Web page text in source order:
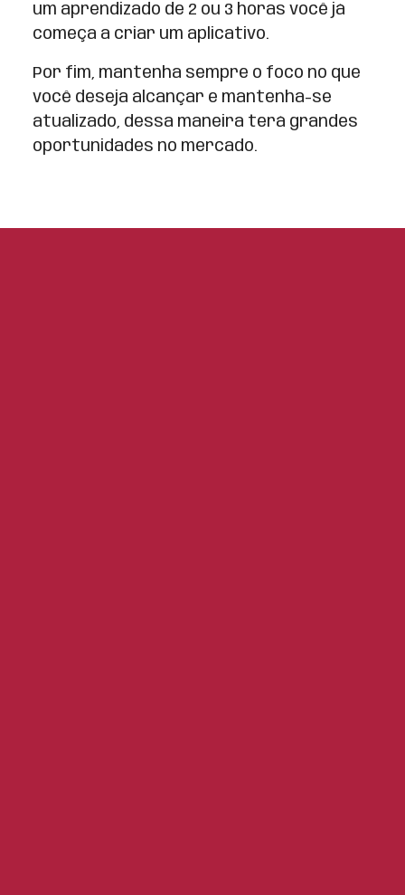
um aprendizado de 2 ou 3 horas você já
começa a criar um aplicativo.
Por fim, mantenha sempre o foco no que
você deseja alcançar e mantenha-se
atualizado, dessa maneira terá grandes
oportunidades no mercado.